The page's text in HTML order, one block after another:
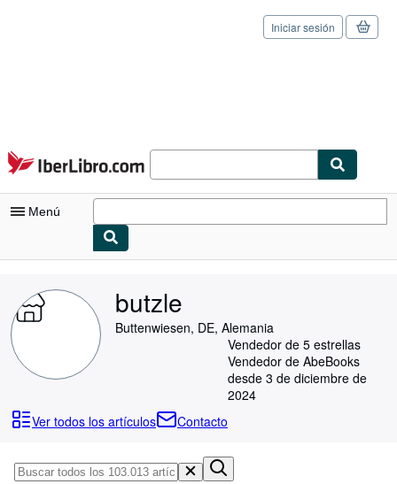
Pasar al contenido principal
IberLibro.com
Iniciar sesión
Menú
Consultar mis pedidos
Búsqueda avanzada
Libros antiguos
Arte y coleccionismo
butzle
Buttenwiesen, DE, Alemania
Vendedor de 5 estrellas
Vendedor de AbeBooks
desde 3 de diciembre de
2024
Ver todos los artículos
Contacto